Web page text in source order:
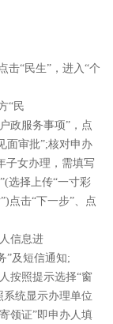
“民生”，进入“个
“民
政服务事项”，点
面审批”;核对申办
子女办理，需填写
选择上传“一寸彩
点击“下一步”、点
信息进
及短信通知;
按照提示选择“窗
系统显示办理单位
领证”即申办人填